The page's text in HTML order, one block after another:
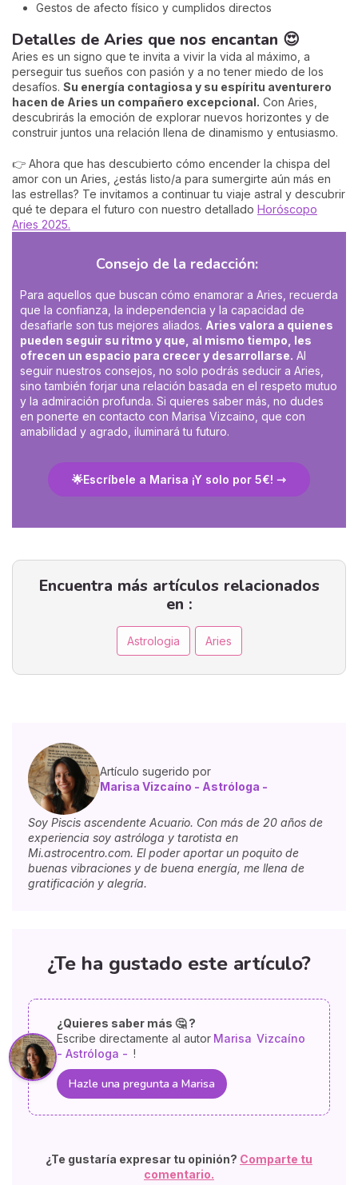
Gestos de afecto físico y cumplidos directos
Detalles de Aries que nos encantan 😍
Aries es un signo que te invita a vivir la vida al máximo, a
perseguir tus sueños con pasión y a no tener miedo de los
desafíos. Su energía contagiosa y su espíritu aventurero
hacen de Aries un compañero excepcional. Con Aries,
descubrirás la emoción de explorar nuevos horizontes y de
construir juntos una relación llena de dinamismo y entusiasmo.
👉 Ahora que has descubierto cómo encender la chispa del
amor con un Aries, ¿estás listo/a para sumergirte aún más en
las estrellas? Te invitamos a continuar tu viaje astral y descubrir
qué te depara el futuro con nuestro detallado Horóscopo
Aries 2025.
Consejo de la redacción:
Para aquellos que buscan cómo enamorar a Aries, recuerda
que la confianza, la independencia y la capacidad de
desafiarle son tus mejores aliados. Aries valora a quienes
pueden seguir su ritmo y que, al mismo tiempo, les
ofrecen un espacio para crecer y desarrollarse. Al
seguir nuestros consejos, no solo podrás seducir a Aries,
sino también forjar una relación basada en el respeto mutuo
y la admiración profunda. Si quieres saber más, no dudes
en ponerte en contacto con Marisa Vizcaino, que con
amabilidad y agrado, iluminará tu futuro.
🌟Escríbele a Marisa ¡Y solo por 5€!
Encuentra más artículos relacionados
en :
Astrologia Aries
Artículo sugerido por
Marisa Vizcaíno - Astróloga -
Soy Piscis ascendente Acuario. Con más de 20 años de
experiencia soy astróloga y tarotista en
Mi.astrocentro.com. El poder aportar un poquito de
buenas vibraciones y de buena energía, me llena de
gratificación y alegría.
¿Te ha gustado este artículo?
¿Quieres saber más 🤔 ?
Escribe directamente al autor Marisa Vizcaíno
- Astróloga - !
Hazle una pregunta a Marisa
¿Te gustaría expresar tu opinión? Comparte tu
comentario.